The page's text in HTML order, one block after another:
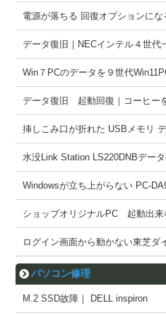
電源が落ちる 回復オプションに
データ復旧｜NECインテル４世代
Win７PCのデータを９世代
データ復旧 起動回復｜コーヒー
挿しこみ口が折れた USBメモリ
水没Link Station LS220DNBデータ
Windowsが立ち上がらない PC-
ショップオリジナルPC 起動出来
ログイン画面から動かない東芝ダ
パソコン修理
M.2 SSD故障｜ DELL inspiron